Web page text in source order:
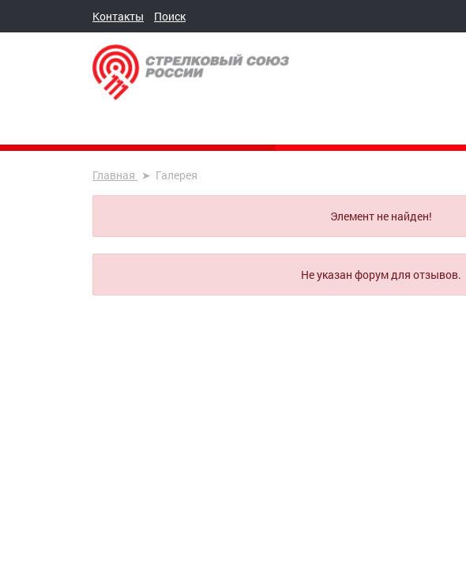
Контакты Поиск
Главная Галерея
Элемент не найден!
Не указан форум для отзывов.